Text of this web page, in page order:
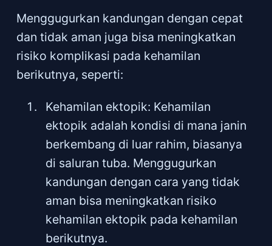
Menggugurkan kandungan dengan cepat
dan tidak aman juga bisa meningkatkan
risiko komplikasi pada kehamilan
berikutnya, seperti:
Kehamilan ektopik: Kehamilan
ektopik adalah kondisi di mana janin
berkembang di luar rahim, biasanya
di saluran tuba. Menggugurkan
kandungan dengan cara yang tidak
aman bisa meningkatkan risiko
kehamilan ektopik pada kehamilan
berikutnya.